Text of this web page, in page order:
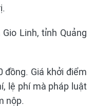
Linh, tỉnh Quảng
đồng. Giá khởi điểm
lệ phí mà pháp luật
nộp.